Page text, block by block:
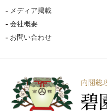
メディア掲載
会社概要
お問い合わせ